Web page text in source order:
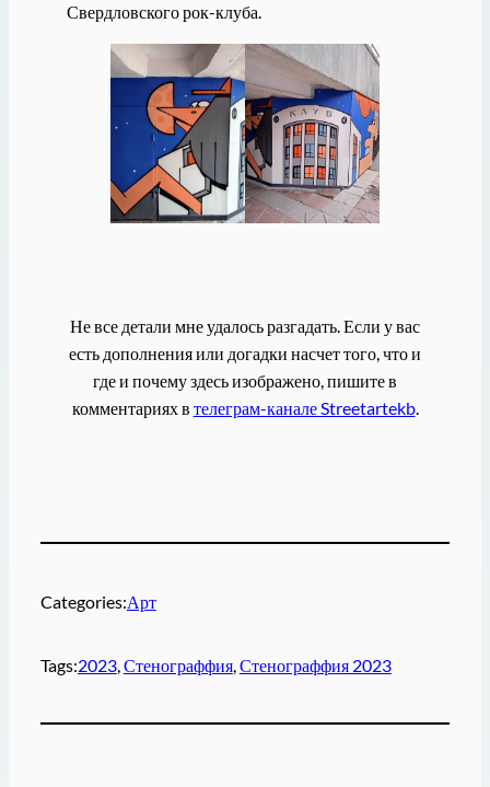
Свердловского рок-клуба.
Не все детали мне удалось разгадать. Если у вас
есть дополнения или догадки насчет того, что и
где и почему здесь изображено, пишите в
комментариях в телеграм-канале Streetartekb.
Categories:Арт
Tags:2023, Стенограффия, Стенограффия 2023